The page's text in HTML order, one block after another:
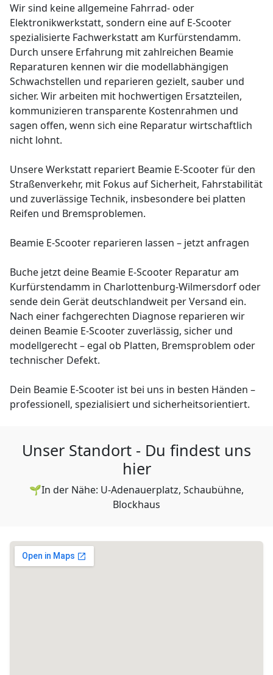
Wir sind keine allgemeine Fahrrad- oder
Elektronikwerkstatt, sondern eine auf E-Scooter
spezialisierte Fachwerkstatt am Kurfürstendamm.
Durch unsere Erfahrung mit zahlreichen Beamie
Reparaturen kennen wir die modellabhängigen
Schwachstellen und reparieren gezielt, sauber und
sicher. Wir arbeiten mit hochwertigen Ersatzteilen,
kommunizieren transparente Kostenrahmen und
sagen offen, wenn sich eine Reparatur wirtschaftlich
nicht lohnt.
Unsere Werkstatt repariert Beamie E-Scooter für den
Straßenverkehr, mit Fokus auf Sicherheit, Fahrstabilität
und zuverlässige Technik, insbesondere bei platten
Reifen und Bremsproblemen.
Beamie E-Scooter reparieren lassen – jetzt anfragen
Buche jetzt deine Beamie E-Scooter Reparatur am
Kurfürstendamm in Charlottenburg-Wilmersdorf oder
sende dein Gerät deutschlandweit per Versand ein.
Nach einer fachgerechten Diagnose reparieren wir
deinen Beamie E-Scooter zuverlässig, sicher und
modellgerecht – egal ob Platten, Bremsproblem oder
technischer Defekt.
Dein Beamie E-Scooter ist bei uns in besten Händen –
professionell, spezialisiert und sicherheitsorientiert.
Unser Standort - Du findest uns
hier
🌱In der Nähe: U-Adenauerplatz, Schaubühne,
Blockhaus